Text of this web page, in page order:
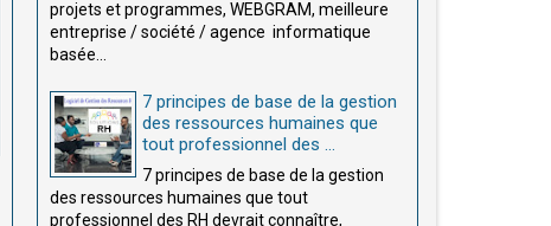
projets et programmes, WEBGRAM, meilleure
entreprise / société / agence informatique
basée...
7 principes de base de la gestion
des ressources humaines que
tout professionnel des ...
7 principes de base de la gestion
des ressources humaines que tout
professionnel des RH devrait connaître,